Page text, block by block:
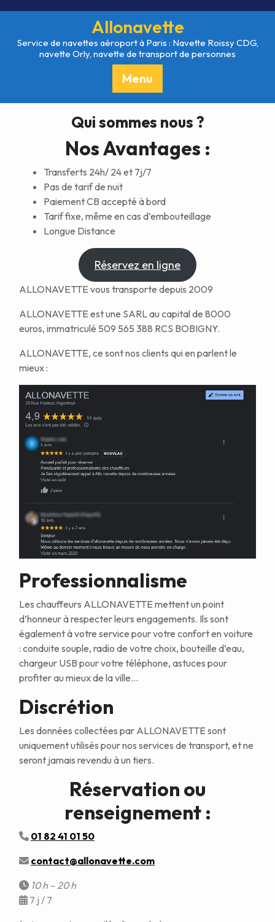
Allonavette
Service de navettes aéroport à Paris : Navette Roissy CDG,
navette Orly, navette de transport de personnes
Menu
Qui sommes nous ?
Nos Avantages :
Transferts 24h/ 24 et 7j/7
Pas de tarif de nuit
Paiement CB accepté à bord
Tarif fixe, même en cas d’embouteillage
Longue Distance
Réservez en ligne
ALLONAVETTE vous transporte depuis 2009
ALLONAVETTE est une SARL au capital de 8000
euros, immatriculé 509 565 388 RCS BOBIGNY.
ALLONAVETTE, ce sont nos clients qui en parlent le
mieux :
Professionnalisme
Les chauffeurs ALLONAVETTE mettent un point
d’honneur à respecter leurs engagements. Ils sont
également à votre service pour votre confort en voiture
: conduite souple, radio de votre choix, bouteille d’eau,
chargeur USB pour votre téléphone, astuces pour
profiter au mieux de la ville…
Discrétion
Les données collectées par ALLONAVETTE sont
uniquement utilisés pour nos services de transport, et ne
seront jamais revendu à un tiers.
Réservation ou
renseignement :
01 82 41 01 50
contact@allonavette.com
10 h – 20 h
7 j / 7